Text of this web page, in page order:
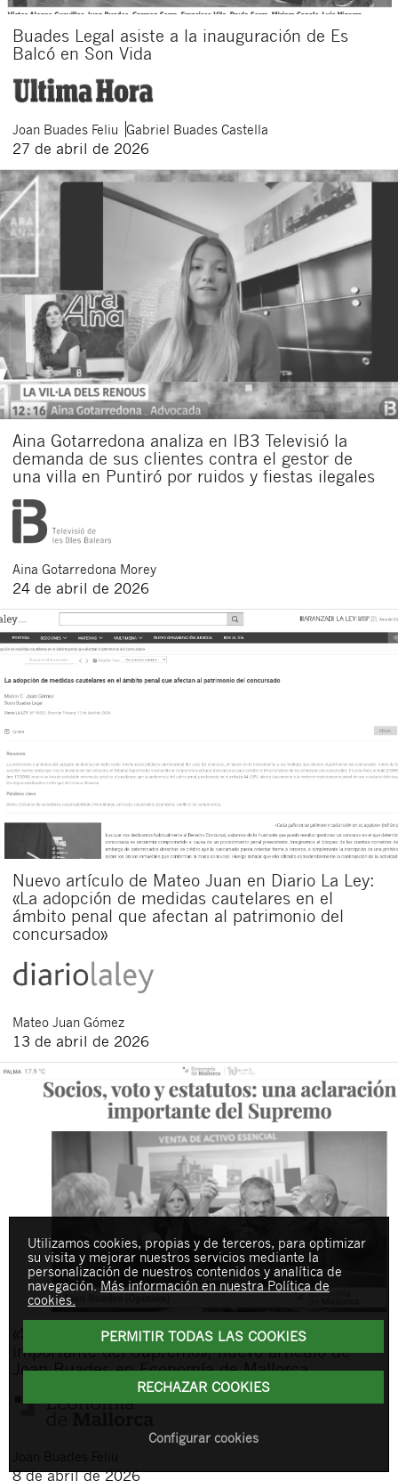
Buades Legal asiste a la inauguración de Es
Balcó en Son Vida
Joan Buades Feliu Gabriel Buades Castella
27 de abril de 2026
Aina Gotarredona analiza en IB3 Televisió la
demanda de sus clientes contra el gestor de
una villa en Puntiró por ruidos y fiestas ilegales
Aina Gotarredona Morey
24 de abril de 2026
Nuevo artículo de Mateo Juan en Diario La Ley:
«La adopción de medidas cautelares en el
ámbito penal que afectan al patrimonio del
concursado»
Mateo Juan Gómez
13 de abril de 2026
«Socios, voto y estatutos: una aclaración
importante del Supremo», nuevo artículo de
Joan Buades en Economía de Mallorca
8 de abril de 2026
Utilizamos cookies, propias y de terceros, para optimizar
su visita y mejorar nuestros servicios mediante la
personalización de nuestros contenidos y analítica de
navegación. Más información en nuestra Política de
cookies.
PERMITIR TODAS LAS COOKIES
RECHAZAR COOKIES
Configurar cookies